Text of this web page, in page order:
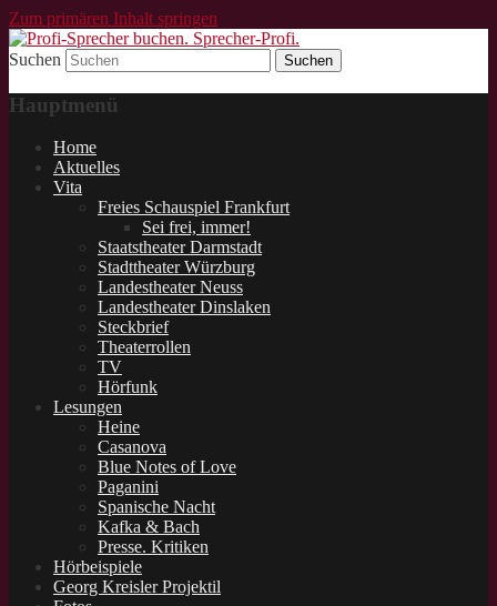
Zum primären Inhalt springen
Profi-Sprecher buchen.
Sprecher-Profi.
Schauspieler und Sprecher für Lesungen.
Suchen
Hauptmenü
Home
Aktuelles
Vita
Freies Schauspiel Frankfurt
Sei frei, immer!
Staatstheater Darmstadt
Stadttheater Würzburg
Landestheater Neuss
Landestheater Dinslaken
Steckbrief
Theaterrollen
TV
Hörfunk
Lesungen
Heine
Casanova
Blue Notes of Love
Paganini
Spanische Nacht
Kafka & Bach
Presse. Kritiken
Hörbeispiele
Georg Kreisler Projektil